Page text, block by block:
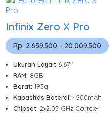
Infinix Zero X Pro
Rp. 2.659.500 - 20.009.500
Ukuran Layar: 6.67"
RAM: 8GB
Berat: 193g
Kapasitas Baterai: 4500mAh
Chipset: 2x2.05 GHz Cortex-